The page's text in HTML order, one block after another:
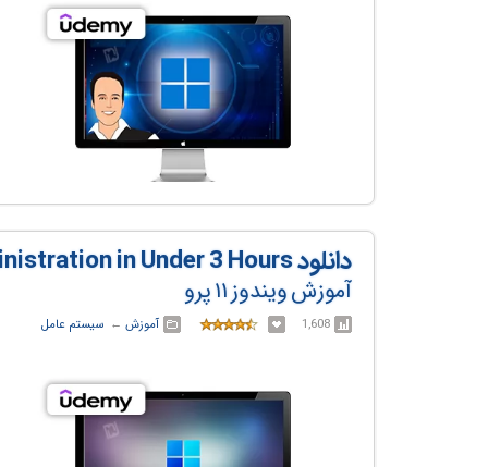
دانلود Windows 11 Pro - System Administration in Under 3 Hours
آموزش ویندوز ۱۱ پرو
1,608 آموزش ← ‏ سیستم عامل